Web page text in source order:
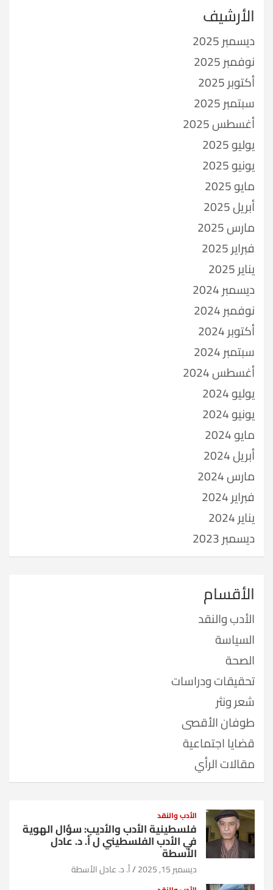
الأرشيف
ديسمبر 2025
نوفمبر 2025
أكتوبر 2025
سبتمبر 2025
أغسطس 2025
يوليو 2025
يونيو 2025
مايو 2025
أبريل 2025
مارس 2025
فبراير 2025
يناير 2025
ديسمبر 2024
نوفمبر 2024
أكتوبر 2024
سبتمبر 2024
أغسطس 2024
يوليو 2024
يونيو 2024
مايو 2024
أبريل 2024
مارس 2024
فبراير 2024
يناير 2024
ديسمبر 2023
الأقسام
الأدب والنقد
السياسة
الصحة
تحقيقات ودراسات
شعر ونثر
طوفان الأقصى
قضايا اجتماعية
مقالات الرأي
الأدب والنقد
فلسطينية الأدب والأديب: سؤال الهوية
في الأدب الفلسطيني ل أ. د. عادل
الأسطة
ديسمبر 15, 2025 أ. د. عادل الأسطة